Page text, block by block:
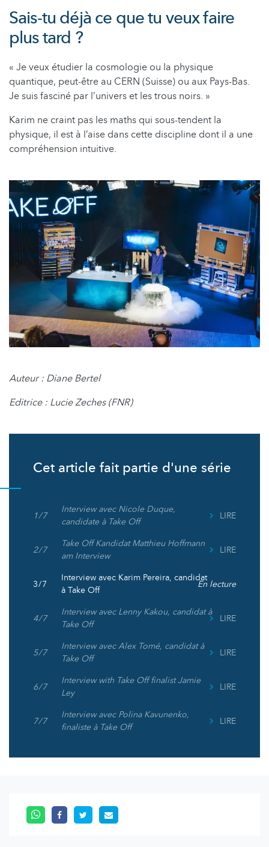
Sais-tu déjà ce que tu veux faire
plus tard ?
« Je veux étudier la cosmologie ou la physique
quantique, peut-être au CERN (Suisse) ou aux Pays-Bas.
Je suis fasciné par l’univers et les trous noirs. »
Karim ne craint pas les maths qui sous-tendent la
physique, il est à l’aise dans cette discipline dont il a une
compréhension intuitive.
Auteur : Diane Bertel
Editrice : Lucie Zeches (FNR)
Cet article fait partie d'une série
1 / 7
Interview avec Nicole Duque,
candidate à Take Off
LIRE
2 / 7
Take Off Kandidat Matthieu Hoffmann
am Interview
LIRE
3 / 7
Interview avec Karim Pereira, candidat
à Take Off
En lecture
4 / 7
Interview avec Lenny Kakou, candidat à
Take Off
LIRE
5 / 7
Interview avec Alex Tomé, candidat à
Take Off
LIRE
6 / 7
Interview with Take Off finalist Jamie
Ley
LIRE
7 / 7
Interview avec Polina Kavunenko,
finaliste à Take Off
LIRE